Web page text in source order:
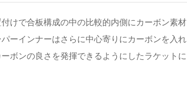
けで合板構成の中の比較的内側にカーボン素材
ーインナーはさらに中心寄りにカーボンを入れ
ボンの良さを発揮できるようにしたラケットに